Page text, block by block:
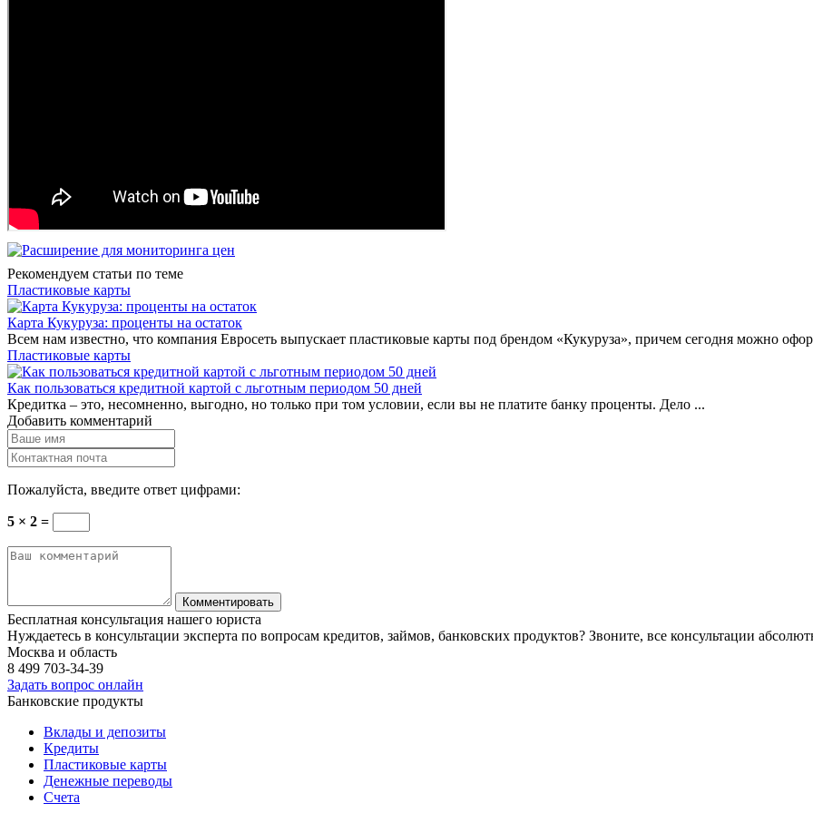
Рекомендуем статьи по теме
Пластиковые карты
Карта Кукуруза: проценты на остаток
Всем нам известно, что компания Евросеть выпускает пластиковые карты под брендом «Кукуруза», причем сегодня можно
Пластиковые карты
Как пользоваться кредитной картой с льготным периодом 50 дней
Кредитка – это, несомненно, выгодно, но только при том условии, если вы не платите банку проценты. Дело ...
Добавить комментарий
Пожалуйста, введите ответ цифрами:
5 × 2 =
Бесплатная консультация нашего юриста
Нуждаетесь в консультации эксперта по вопросам кредитов, займов, банковских продуктов? Звоните, все консультации
Москва и область
8 499 703-34-39
Задать вопрос онлайн
Банковские продукты
Вклады и депозиты
Кредиты
Пластиковые карты
Денежные переводы
Счета